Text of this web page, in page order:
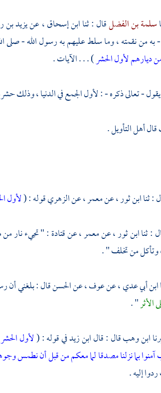
سلمة بن الفضلقال : ثناابن إسحاق، عنيزيد بن
من نقمته ، وما سلط عليهم به رسول الله - صلى
ديارهم لأول الحشر) . . . الآيات .
- تعالى ذكره - : لأول الجمع في الدنيا ، وذلك
أهل التأويل .
: ثناابن ثور، عنمعمر، عنالزهريقوله : (لأول
: ثناابن ثور، عنمعمر، عنقتادة: " تجيء نار من
وتأكل من تخلف " .
ابن أبي عدي، عنعوف، عنالحسنقال : بلغني أن
الأثر" .
ابن وهبقال : قالابن زيدفي قوله : (لأول الحشر
آمنوا بما نزلنا مصدقا لما معكم من قبل أن نطمس
إليه .